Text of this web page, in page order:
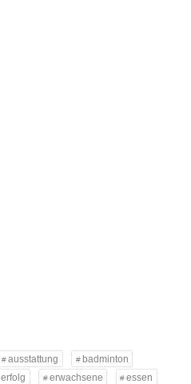
ausstattung
badminton
erfolg erwachsene
essen